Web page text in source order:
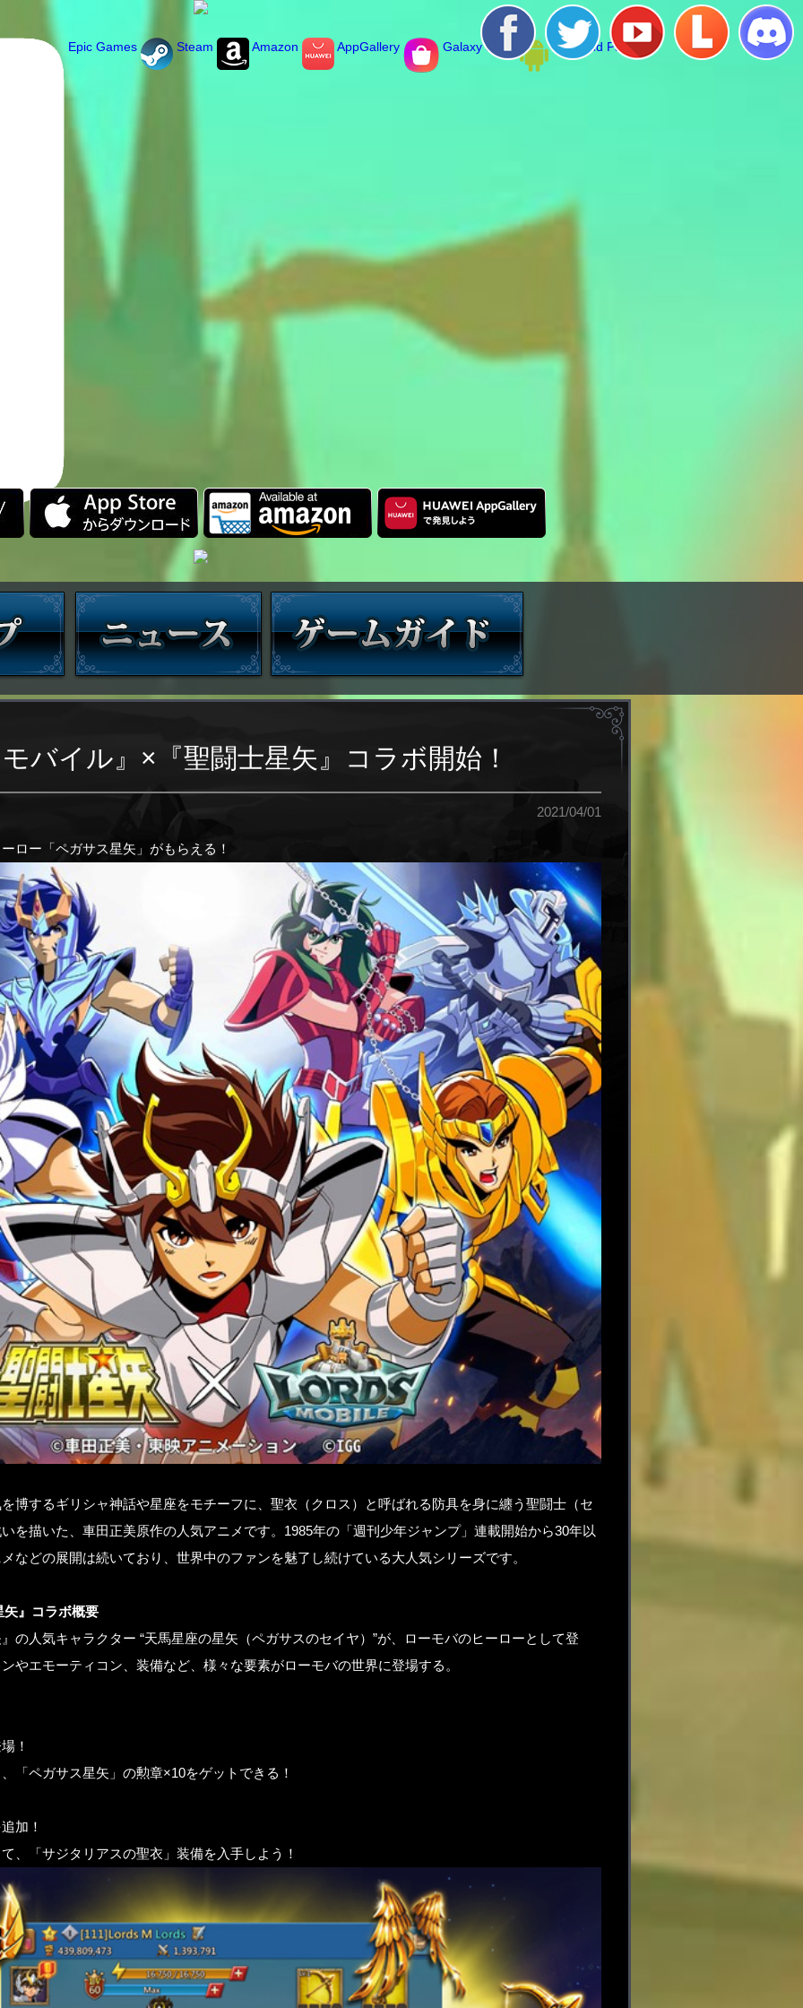
Epic Games Steam Amazon AppGallery Galaxy Store Diamond Pack
バイル』×『聖闘士星矢』コラボ開始！
2021/04/01
ロー「ペガサス星矢」がもらえる！
博するギリシャ神話や星座をモチーフに、聖衣（クロス）と呼ばれる防具を身に纏う聖闘士（セ
を描いた、車田正美原作の人気アニメです。1985年の「週刊少年ジャンプ」連載開始から30年以
などの展開は続いており、世界中のファンを魅了し続けている大人気シリーズです。
』コラボ概要
の人気キャラクター “天馬星座の星矢（ペガサスのセイヤ）”が、ローモバのヒーローとして登
やエモーティコン、装備など、様々な要素がローモバの世界に登場する。
！
「ペガサス星矢」の勲章×10をゲットできる！
加！
、「サジタリアスの聖衣」装備を入手しよう！